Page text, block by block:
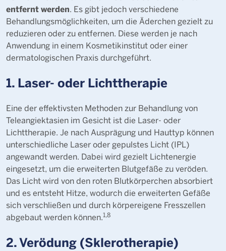
entfernt werden. Es gibt jedoch verschiedene
Behandlungsmöglichkeiten, um die Äderchen gezielt zu
reduzieren oder zu entfernen. Diese werden je nach
Anwendung in einem Kosmetikinstitut oder einer
dermatologischen Praxis durchgeführt.
1. Laser- oder Lichttherapie
Eine der effektivsten Methoden zur Behandlung von
Teleangiektasien im Gesicht ist die Laser- oder
Lichttherapie. Je nach Ausprägung und Hauttyp können
unterschiedliche Laser oder gepulstes Licht (IPL)
angewandt werden. Dabei wird gezielt Lichtenergie
eingesetzt, um die erweiterten Blutgefäße zu veröden.
Das Licht wird von den roten Blutkörperchen absorbiert
und es entsteht Hitze, wodurch die erweiterten Gefäße
sich verschließen und durch körpereigene Fresszellen
abgebaut werden können.1,8
2. Verödung (Sklerotherapie)